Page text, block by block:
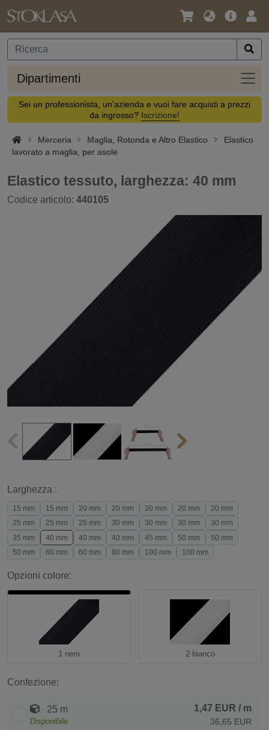
Lingua
Valuta
Offerta
Dipartimenti
Sei un professionista, un'azienda e vuoi fare acquisti a prezzi
da ingrosso? Iscrizione!
Merceria Maglia, Rotonda e Altro Elastico
Elastico
lavorato a maglia, per asole
Elastico tessuto, larghezza: 40 mm
Codice articolo: 440105
Larghezza :
15 mm 15 mm 20 mm 20 mm 20 mm 20 mm
20 mm
25 mm
25 mm 25 mm 30 mm 30 mm 30 mm
30 mm
35 mm
40 mm 40 mm 40 mm 45 mm 50 mm
50 mm
50 mm
60 mm 60 mm 80 mm 100 mm 100 mm
Opzioni colore:
1 nero 2 bianco
Confezione:
25 m
Disponibile
1,47 EUR / m
36,65 EUR